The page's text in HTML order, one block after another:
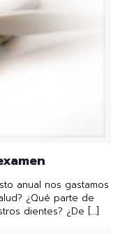
anual nos gastamos
¿Qué parte de
dientes? ¿De […]